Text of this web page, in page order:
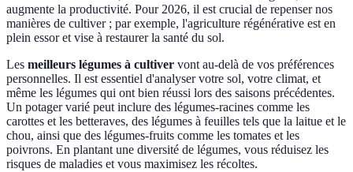
augmente la productivité. Pour 2026, il est crucial de repenser nos
manières de cultiver ; par exemple, l'agriculture régénérative est en
plein essor et vise à restaurer la santé du sol.
Les meilleurs légumes à cultiver vont au-delà de vos préférences
personnelles. Il est essentiel d'analyser votre sol, votre climat, et
même les légumes qui ont bien réussi lors des saisons précédentes.
Un potager varié peut inclure des légumes-racines comme les
carottes et les betteraves, des légumes à feuilles tels que la laitue et le
chou, ainsi que des légumes-fruits comme les tomates et les
poivrons. En plantant une diversité de légumes, vous réduisez les
risques de maladies et vous maximisez les récoltes.